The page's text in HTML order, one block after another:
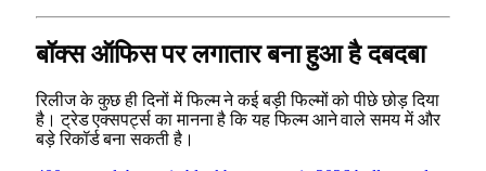
बॉक्स ऑफिस पर लगातार बना हुआ है दबदबा
रिलीज के कुछ ही दिनों में फिल्म ने कई बड़ी फिल्मों को पीछे छोड़ दिया
है। ट्रेड एक्सपर्ट्स का मानना है कि यह फिल्म आने वाले समय में और
बड़े रिकॉर्ड बना सकती है।